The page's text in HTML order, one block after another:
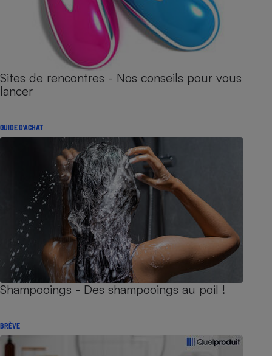
Sites de rencontres - Nos conseils pour vous
lancer
GUIDE D'ACHAT
Shampooings - Des shampooings au poil !
BRÈVE